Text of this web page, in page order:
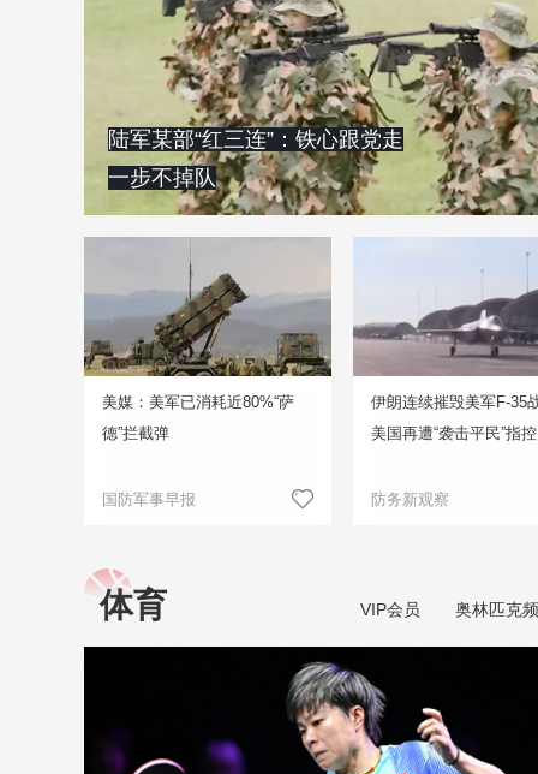
陆军某部“红三连”：铁心跟党走
一步不掉队
美媒：美军已消耗近80%“萨
德”拦截弹
国防军事早报
伊朗连续摧毁美军F-35
美国再遭“袭击平民”指控
防务新观察
体育 VIP会员 奥林匹克